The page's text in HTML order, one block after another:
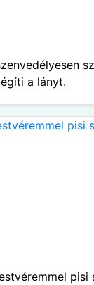
a lányt.
pisi